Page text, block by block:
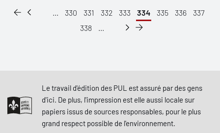
... 330 331 332 333 334 335 336
337
338
...
Le travail d'édition des PUL est assuré par des gens
d'ici. De plus, l'impression est elle aussi locale sur
papiers issus de sources responsables, pour le plus
grand respect possible de l'environnement.